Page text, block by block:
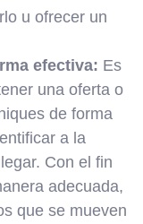
u ofrecer un
efectiva: Es
una oferta o
de forma
a la
Con el fin
adecuada,
que se mueven